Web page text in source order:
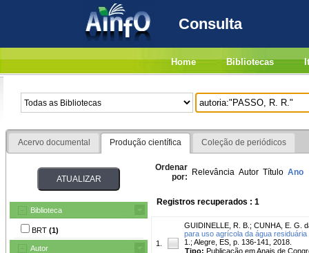
Consulta
Home Bibliotecas
Acervo documental Produção científica Coleção de periódicos
Biblioteca
BRT (1)
Autor
Ordenar
por: Relevância Autor Título Ano
Registros recuperados : 1
1.
GUIDINELLE, R. B. ; CUNHA, E. G.
para uso agrícola da água
1.; Alegre, ES, p. 136-141, 2018.
Tipo: Publicação em Anais de